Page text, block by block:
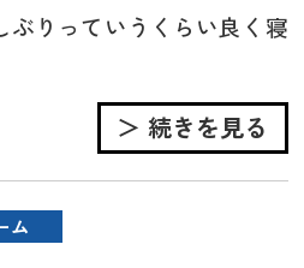
ぶりっていうくらい良く寝
＞ 続きを見る
ム